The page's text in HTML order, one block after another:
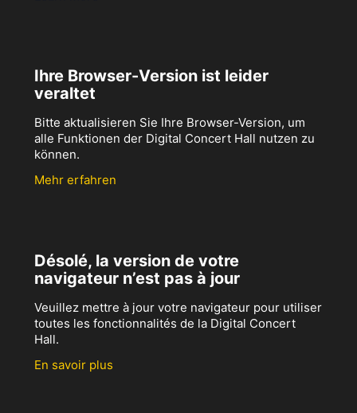
Ihre Browser-Version ist leider
veraltet
Bitte aktualisieren Sie Ihre Browser-Version, um
alle Funktionen der Digital Concert Hall nutzen zu
können.
Mehr erfahren
Désolé, la version de votre
navigateur n’est pas à jour
Veuillez mettre à jour votre navigateur pour utiliser
toutes les fonctionnalités de la Digital Concert
Hall.
En savoir plus